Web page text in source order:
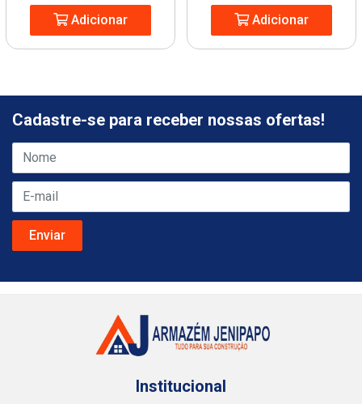
Adicionar Adicionar
Cadastre-se para receber nossas ofertas!
Institucional